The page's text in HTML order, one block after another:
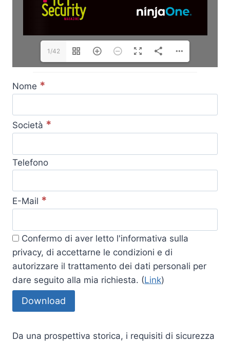
1/42
Nome *
Società *
Telefono
E-Mail *
Confermo di aver letto l'informativa sulla
privacy, di accettarne le condizioni e di
autorizzare il trattamento dei dati personali per
dare seguito alla mia richiesta. (Link)
Da una prospettiva storica, i requisiti di sicurezza